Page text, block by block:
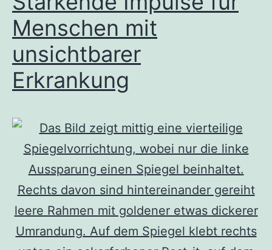
Menschen mit
unsichtbarer
Erkrankung